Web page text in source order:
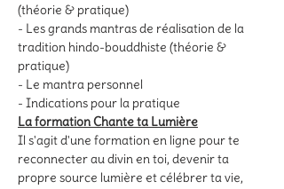
(théorie & pratique)
- Les grands mantras de réalisation de la
tradition hindo-bouddhiste (théorie &
pratique)
- Le mantra personnel
- Indications pour la pratique
La formation Chante ta Lumière
Il s'agit d'une formation en ligne pour te
reconnecter au divin en toi, devenir ta
propre source lumière et célébrer ta vie,